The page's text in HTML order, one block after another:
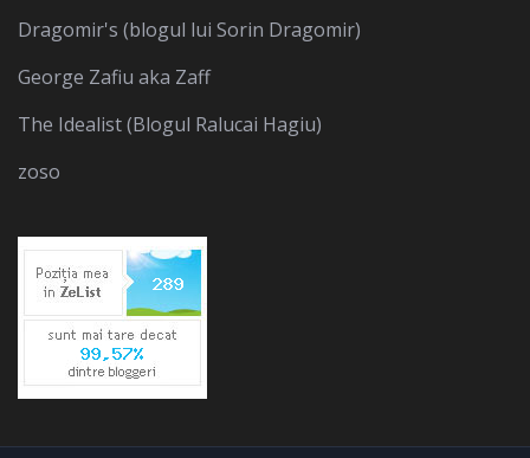
Dragomir's (blogul lui Sorin Dragomir)
George Zafiu aka Zaff
The Idealist (Blogul Ralucai Hagiu)
zoso